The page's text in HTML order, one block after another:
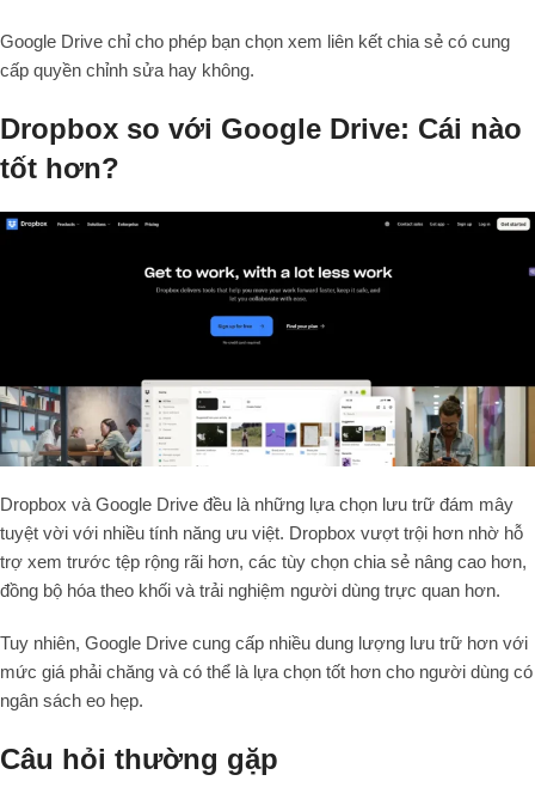
Google Drive chỉ cho phép bạn chọn xem liên kết chia sẻ có cung
cấp quyền chỉnh sửa hay không.
Dropbox so với Google Drive: Cái nào
tốt hơn?
Dropbox và Google Drive đều là những lựa chọn lưu trữ đám mây
tuyệt vời với nhiều tính năng ưu việt. Dropbox vượt trội hơn nhờ hỗ
trợ xem trước tệp rộng rãi hơn, các tùy chọn chia sẻ nâng cao hơn,
đồng bộ hóa theo khối và trải nghiệm người dùng trực quan hơn.
Tuy nhiên, Google Drive cung cấp nhiều dung lượng lưu trữ hơn với
mức giá phải chăng và có thể là lựa chọn tốt hơn cho người dùng có
ngân sách eo hẹp.
Câu hỏi thường gặp